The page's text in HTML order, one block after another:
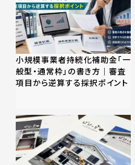
小規模事業者持続化補助金「一
般型・通常枠」の書き方｜審査
項目から逆算する採択ポイント